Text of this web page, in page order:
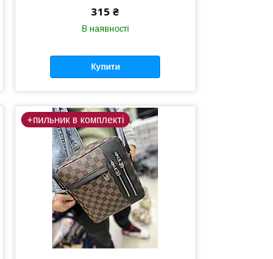
315 ₴
В наявності
Купити
+пильник в комплекті